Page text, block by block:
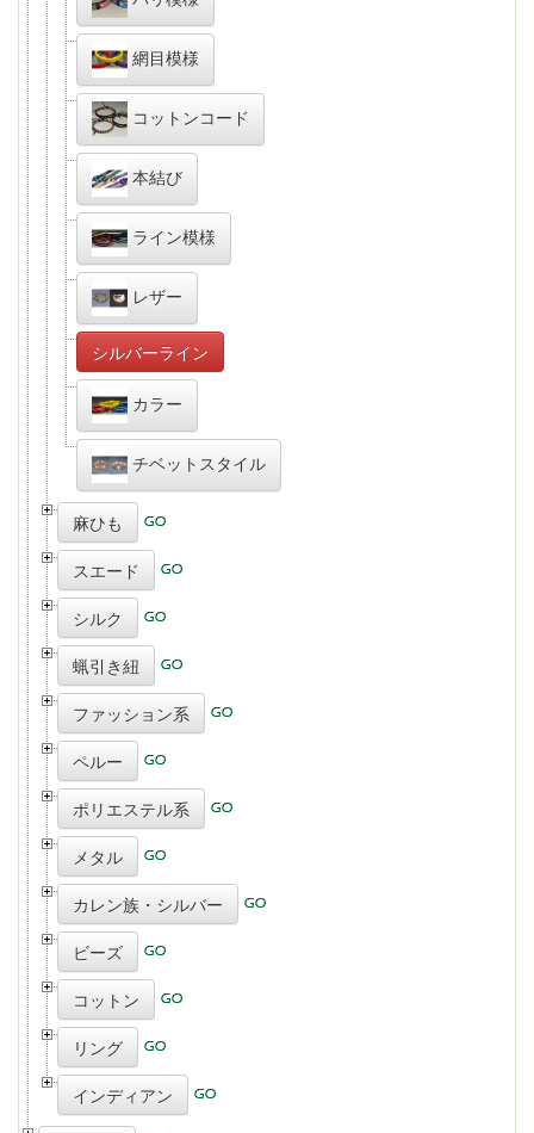
網目模様
コットンコード
本結び
ライン模様
レザー
シルバーライン
カラー
チベットスタイル
麻ひも
スエード
シルク
蝋引き紐
ファッション系
ペルー
ポリエステル系
メタル
カレン族・シルバー
ビーズ
コットン
リング
インディアン